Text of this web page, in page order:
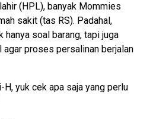
(HPL), banyak Mommies
sakit (tas RS). Padahal,
soal barang, tapi juga
proses persalinan berjalan
yuk cek apa saja yang perlu